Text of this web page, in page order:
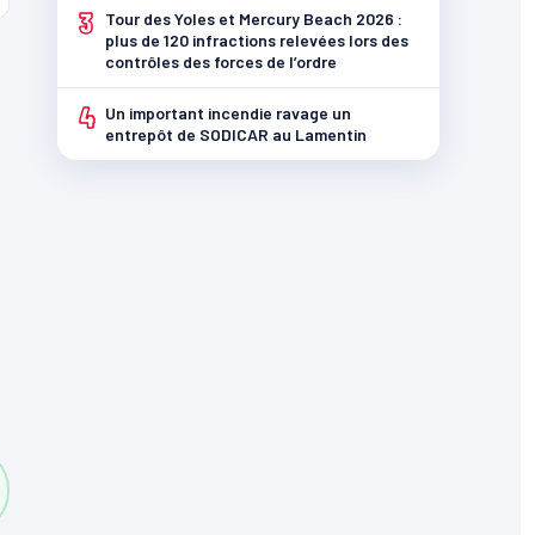
3
Tour des Yoles et Mercury Beach 2026 :
plus de 120 infractions relevées lors des
contrôles des forces de l’ordre
4 Un important incendie ravage un
entrepôt de SODICAR au Lamentin